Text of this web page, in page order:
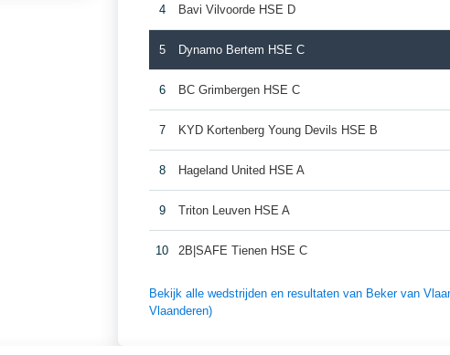
4 Bavi Vilvoorde HSE D
5 Dynamo Bertem HSE C
6 BC Grimbergen HSE C
7 KYD Kortenberg Young Devils HSE B
8 Hageland United HSE A
9 Triton Leuven HSE A
10 2B|SAFE Tienen HSE C
Bekijk alle wedstrijden en resultaten van Beker van
Vlaanderen)